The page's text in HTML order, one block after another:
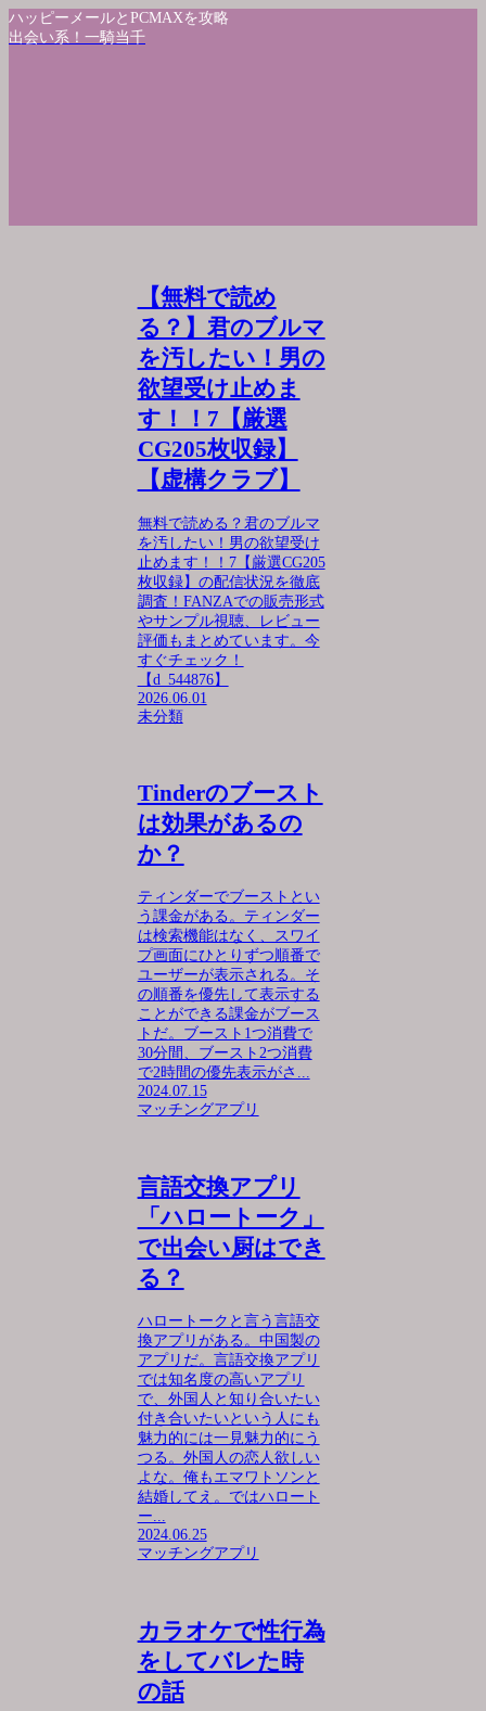
ハッピーメールとPCMAXを攻略
出会い系！一騎当千
【無料で読め
る？】君のブルマ
を汚したい！男の
欲望受け止めま
す！！7【厳選
CG205枚収録】
【虚構クラブ】
無料で読める？君のブルマ
を汚したい！男の欲望受け
止めます！！7【厳選CG205
枚収録】の配信状況を徹底
調査！FANZAでの販売形式
やサンプル視聴、レビュー
評価もまとめています。今
すぐチェック！
【d_544876】
2026.06.01
未分類
Tinderのブースト
は効果があるの
か？
ティンダーでブーストとい
う課金がある。ティンダー
は検索機能はなく、スワイ
プ画面にひとりずつ順番で
ユーザーが表示される。そ
の順番を優先して表示する
ことができる課金がブース
トだ。ブースト1つ消費で
30分間、ブースト2つ消費
で2時間の優先表示がさ...
2024.07.15
マッチングアプリ
言語交換アプリ
「ハロートーク」
で出会い厨はでき
る？
ハロートークと言う言語交
換アプリがある。中国製の
アプリだ。言語交換アプリ
では知名度の高いアプリ
で、外国人と知り合いたい
付き合いたいという人にも
魅力的には一見魅力的にう
つる。外国人の恋人欲しい
よな。俺もエマワトソンと
結婚してえ。ではハロート
ー...
2024.06.25
マッチングアプリ
カラオケで性行為
をしてバレた時
の話